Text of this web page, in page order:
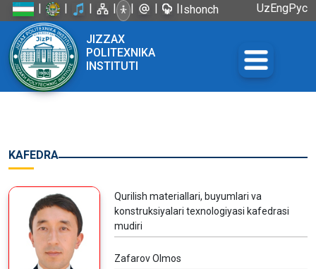
| | | | | | |Ishonch
UzEngРус
JIZZAX
POLITEXNIKA
INSTITUTI
KAFEDRA
Qurilish materiallari, buyumlari va
konstruksiyalari texnologiyasi kafedrasi
mudiri
Zafarov Olmos